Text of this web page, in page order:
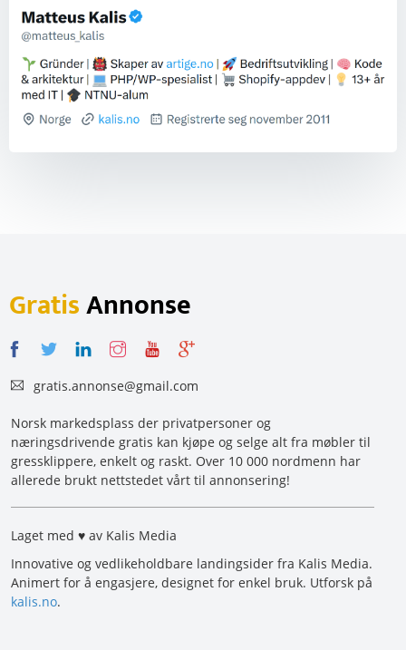
GratisAnnonse
gratis.annonse@gmail.com
Norsk markedsplass der privatpersoner og
næringsdrivende gratis kan kjøpe og selge alt fra møbler til
gressklippere, enkelt og raskt. Over 10 000 nordmenn har
allerede brukt nettstedet vårt til annonsering!
Laget med ♥ av Kalis Media
Innovative og vedlikeholdbare landingsider fra Kalis Media.
Animert for å engasjere, designet for enkel bruk. Utforsk på
kalis.no.